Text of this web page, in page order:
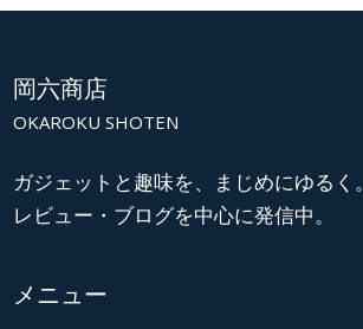
岡六商店
OKAROKU SHOTEN
ガジェットと趣味を、まじめにゆるく。
レビュー・ブログを中心に発信中。
メニュー